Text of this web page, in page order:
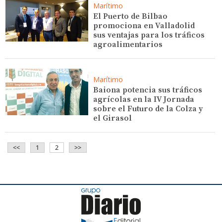
Marítimo
El Puerto de Bilbao
promociona en Valladolid
sus ventajas para los tráficos
agroalimentarios
Marítimo
Baiona potencia sus tráficos
agrícolas en la IV Jornada
sobre el Futuro de la Colza y
el Girasol
<< 1 2 >>